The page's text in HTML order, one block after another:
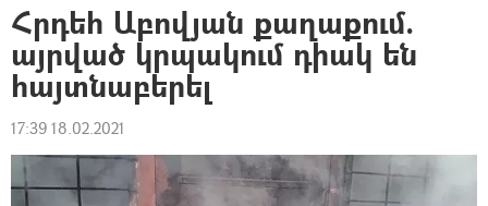
Հրդեհ Աբովյան քաղաքում.
այրված կրպակում դիակ են
հայտնաբերել
17:39 18.02.2021